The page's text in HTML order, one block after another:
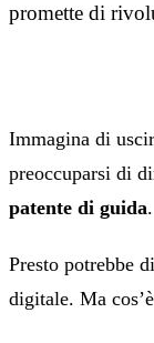
promette di
Immagina di
preoccuparsi di
patente di guida.
Presto potrebbe
digitale. Ma